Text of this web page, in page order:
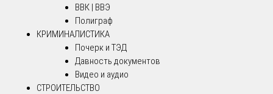
ВВК | ВВЭ
Полиграф
КРИМИНАЛИСТИКА
Почерк и ТЭД
Давность документов
Видео и аудио
СТРОИТЕЛЬСТВО